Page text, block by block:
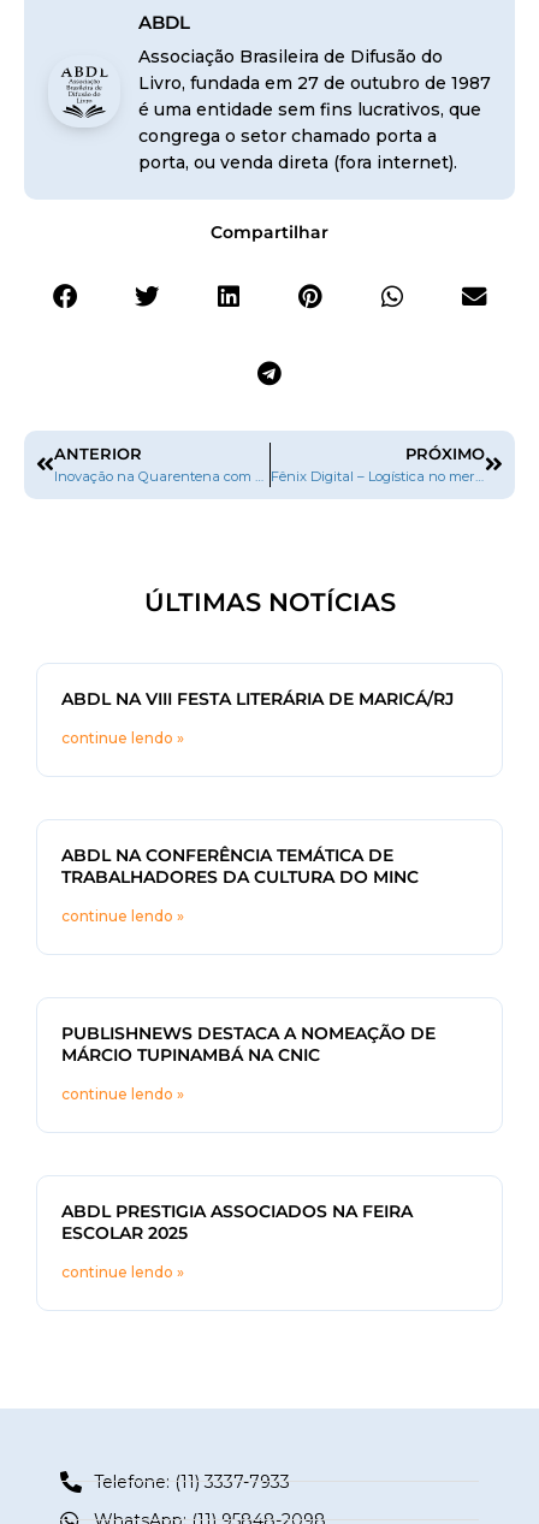
ABDL
Associação Brasileira de Difusão do
Livro, fundada em 27 de outubro de 1987
é uma entidade sem fins lucrativos, que
congrega o setor chamado porta a
porta, ou venda direta (fora internet).
Compartilhar
ANTERIOR
Inovação na Quarentena com Evandro Manhães
PRÓXIMO
Fênix Digital – Logística no mercado editorial
ÚLTIMAS NOTÍCIAS
ABDL NA VIII FESTA LITERÁRIA DE MARICÁ/RJ
continue lendo »
ABDL NA CONFERÊNCIA TEMÁTICA DE
TRABALHADORES DA CULTURA DO MINC
continue lendo »
PUBLISHNEWS DESTACA A NOMEAÇÃO DE
MÁRCIO TUPINAMBÁ NA CNIC
continue lendo »
ABDL PRESTIGIA ASSOCIADOS NA FEIRA
ESCOLAR 2025
continue lendo »
Telefone: (11) 3337-7933